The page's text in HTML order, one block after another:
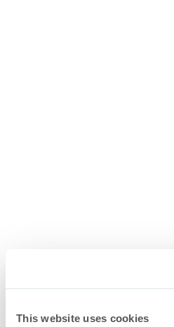
This website uses cookies